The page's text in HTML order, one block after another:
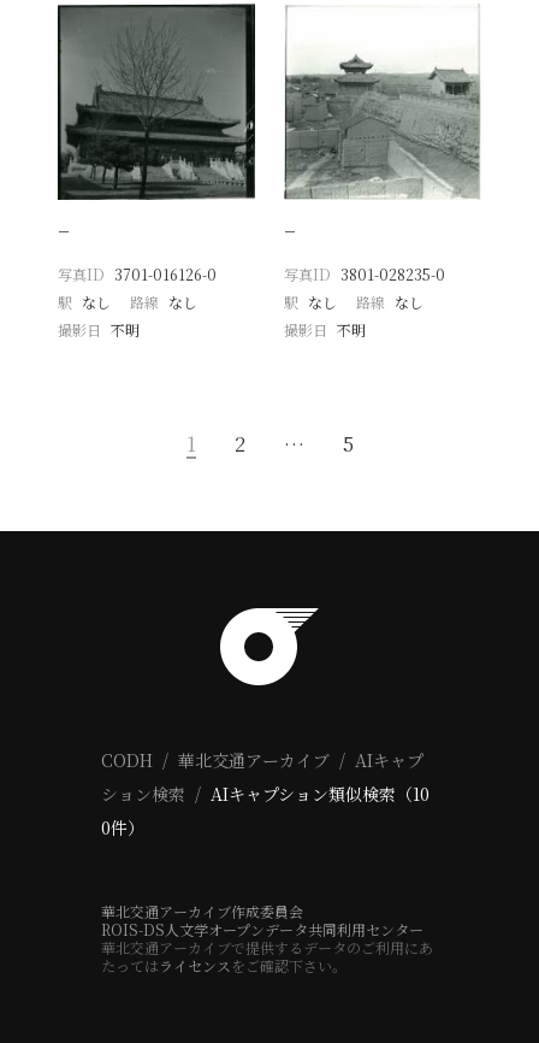
−
写真ID 3701-016126-0
駅 なし 路線 なし
撮影日
不明
−
写真ID 3801-028235-0
駅 なし 路線 なし
撮影日 不明
1 2 … 5
CODH 華北交通アーカイブ
AIキャプ
ション検索
AIキャプション類似検索（10
0件）
華北交通アーカイブ作成委員会
ROIS-DS人文学オープンデータ共同利用センター
華北交通アーカイブで提供するデータのご利用にあ
たってはライセンス をご確認下さい。